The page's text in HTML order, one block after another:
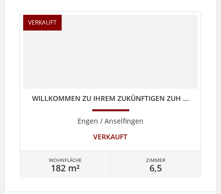
VERKAUFT
WILLKOMMEN ZU IHREM ZUKÜNFTIGEN ZUH ...
Engen / Anselfingen
VERKAUFT
WOHNFLÄCHE
182 m²
ZIMMER
6,5